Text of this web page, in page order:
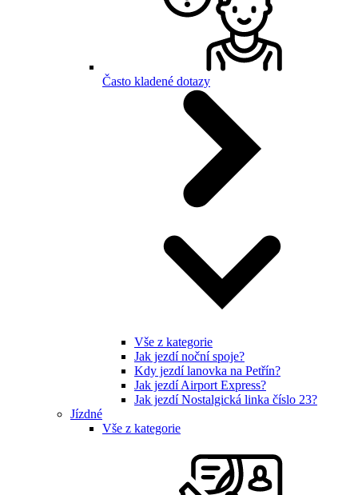
Často kladené dotazy
Vše z kategorie
Jak jezdí noční spoje?
Kdy jezdí lanovka na Petřín?
Jak jezdí Airport Express?
Jak jezdí Nostalgická linka číslo 23?
Jízdné
Vše z kategorie